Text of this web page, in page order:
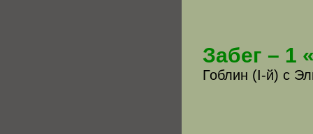
Забег – 1
Гоблин (I-й) с